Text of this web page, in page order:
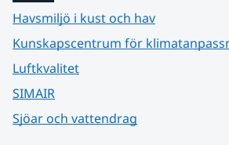
Havsmiljö i kust och hav
Kunskapscentrum för
Luftkvalitet
SIMAIR
Sjöar och vattendrag